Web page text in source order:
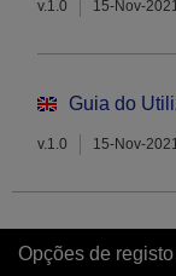
v.1.0 15-Nov-
Guia do
v.1.0 15-Nov-
Opções de